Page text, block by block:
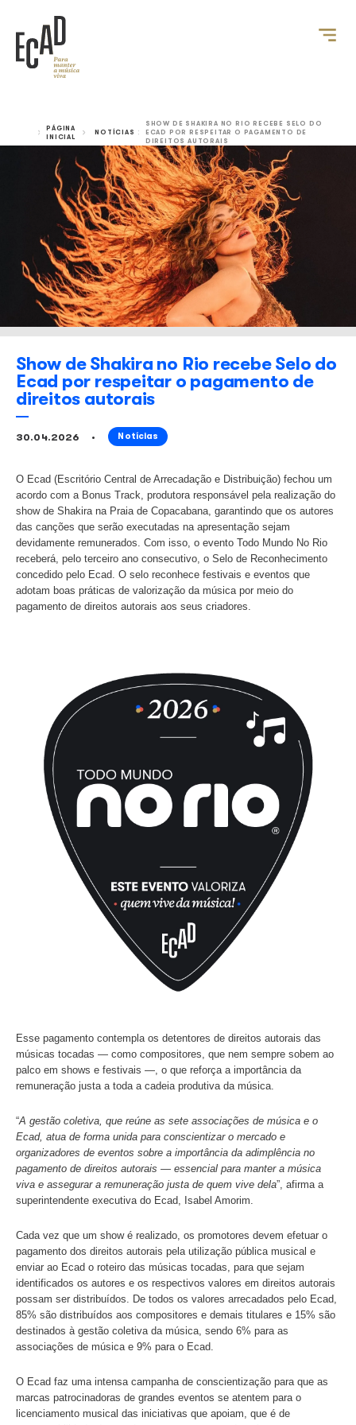
PÁGINA
INICIAL
NOTÍCIAS
SHOW DE SHAKIRA NO RIO
ECAD POR RESPEITAR O
DIREITOS AUTORAIS
Ecad por respeitar o
direitos autorais
30.04.2026 Notícias
O Ecad (Escritório Central de Arrecadação e Distribuição)
devidamente remunerados. Com isso, o evento Todo
receberá, pelo terceiro ano consecutivo, o Selo de
concedido pelo Ecad. O selo reconhece festivais e
adotam boas práticas de valorização da música por meio
pagamento de direitos autorais aos seus criadores.
Esse pagamento contempla os detentores de direitos
músicas tocadas — como compositores, que nem
palco em shows e festivais —, o que reforça a
remuneração justa a toda a cadeia produtiva da música.
“A gestão coletiva, que reúne as sete associações de
Ecad, atua de forma unida para conscientizar o mercado e